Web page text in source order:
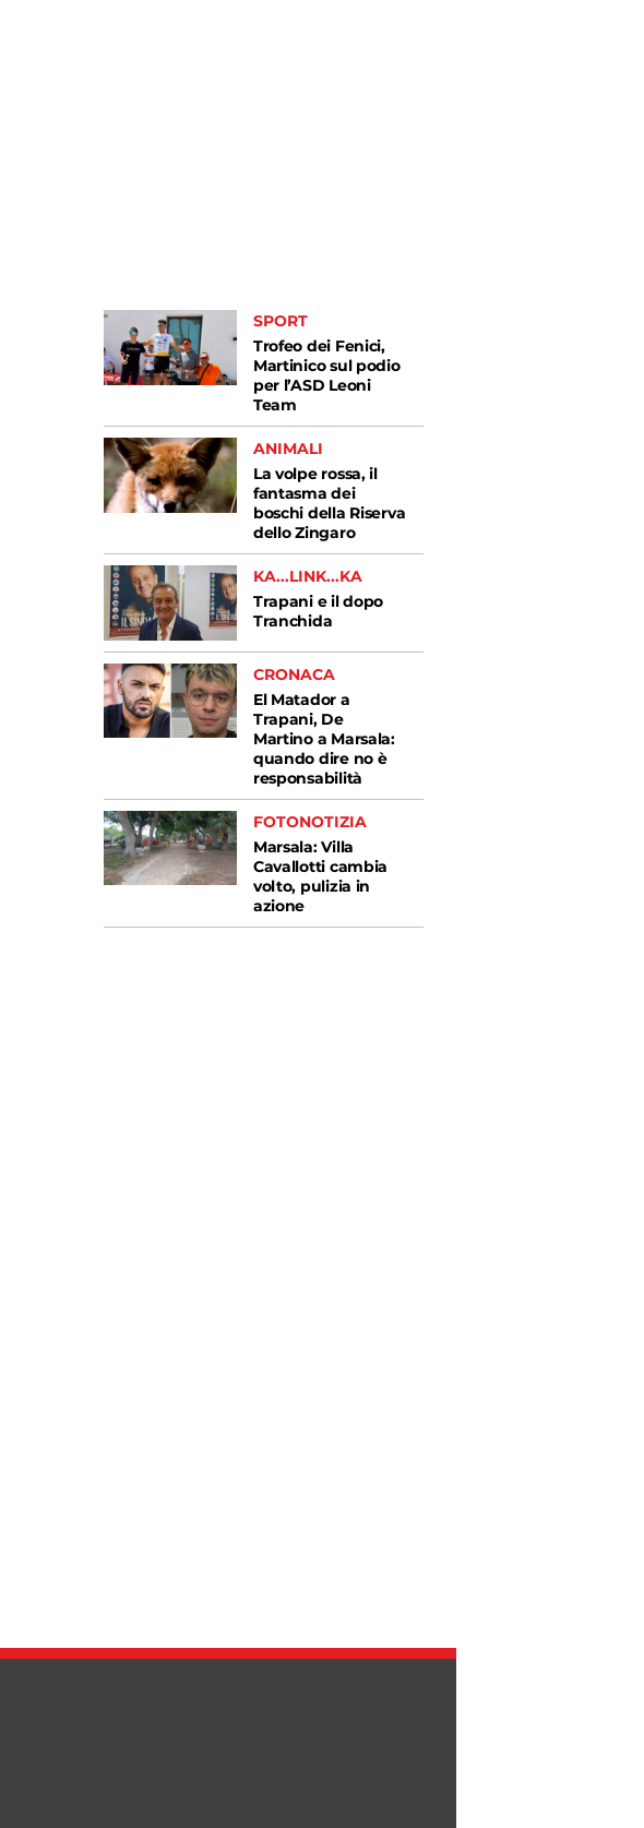
SPORT
Trofeo dei Fenici,
Martinico sul podio
per l’ASD Leoni
Team
ANIMALI
La volpe rossa, il
fantasma dei
boschi della Riserva
dello Zingaro
KA...LINK...KA
Trapani e il dopo
Tranchida
CRONACA
El Matador a
Trapani, De
Martino a Marsala:
quando dire no è
responsabilità
FOTONOTIZIA
Marsala: Villa
Cavallotti cambia
volto, pulizia in
azione